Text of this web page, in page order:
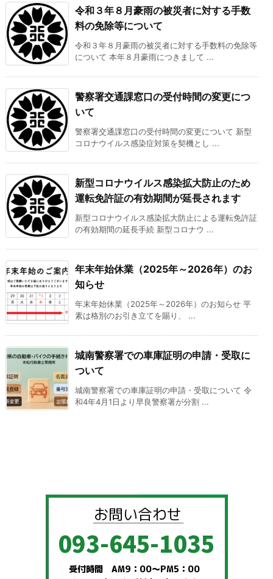
令和３年８月豪雨の被災者に対する手数
料の免除等について
令和３年８月豪雨の被災者に対する手数料の免除等
について 本年８月豪雨につきまして ...
警察署交通課窓口の受付時間の変更につ
いて
警察署交通課窓口の受付時間の変更について 新型
コロナウイルス感染症対策を契機とし ...
新型コロナウイルス感染拡大防止のため
運転免許証の有効期間が延長されます
新型コロナウイルス感染拡大防止による運転免許証
の有効期間の延長手続 新型コロナウ ...
年末年始休業（2025年～2026年）のお
知らせ
年末年始休業（2025年～2026年）のお知らせ 平
素は格別のお引き立てを賜り、 ...
城南警察署での車庫証明の申請・受取に
ついて
城南警察署での車庫証明の申請・受取について 令
和4年4月1日より早良警察署が分割 ...